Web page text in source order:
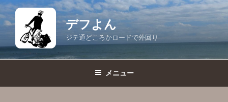
コ
ン
デフよん
ジテ通どころかロードで外回り
メニュー